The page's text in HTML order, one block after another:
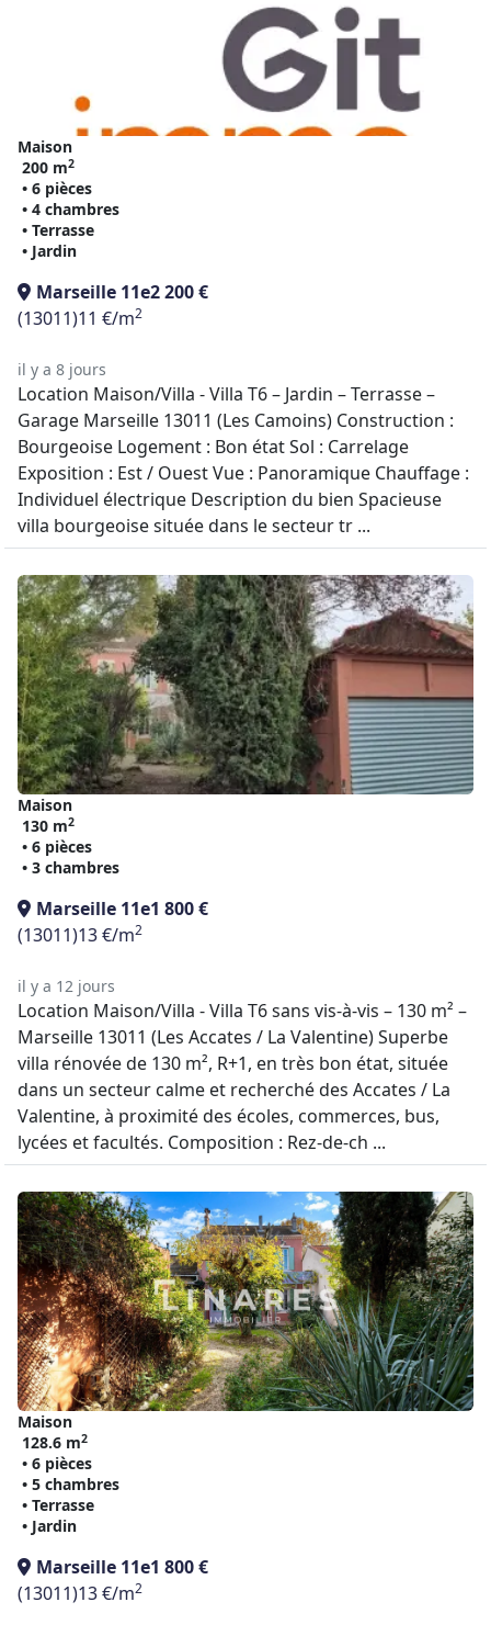
Maison
200 m2
• 6 pièces
• 4 chambres
• Terrasse
• Jardin
Marseille 11e2 200 €
(13011)11 €/m2
il y a 8 jours
Location Maison/Villa - Villa T6 – Jardin – Terrasse –
Garage Marseille 13011 (Les Camoins) Construction :
Bourgeoise Logement : Bon état Sol : Carrelage
Exposition : Est / Ouest Vue : Panoramique Chauffage :
Individuel électrique Description du bien Spacieuse
villa bourgeoise située dans le secteur tr ...
Maison
130 m2
• 6 pièces
• 3 chambres
Marseille 11e1 800 €
(13011)13 €/m2
il y a 12 jours
Location Maison/Villa - Villa T6 sans vis-à-vis – 130 m² –
Marseille 13011 (Les Accates / La Valentine) Superbe
villa rénovée de 130 m², R+1, en très bon état, située
dans un secteur calme et recherché des Accates / La
Valentine, à proximité des écoles, commerces, bus,
lycées et facultés. Composition : Rez-de-ch ...
Maison
128.6 m2
• 6 pièces
• 5 chambres
• Terrasse
• Jardin
Marseille 11e1 800 €
(13011)13 €/m2